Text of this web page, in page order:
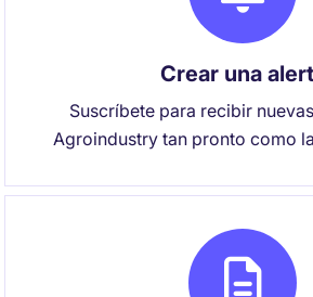
Crear una
Suscríbete para recibir
Agroindustry tan pronto como